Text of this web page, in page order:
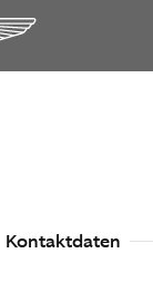
Kontaktdaten